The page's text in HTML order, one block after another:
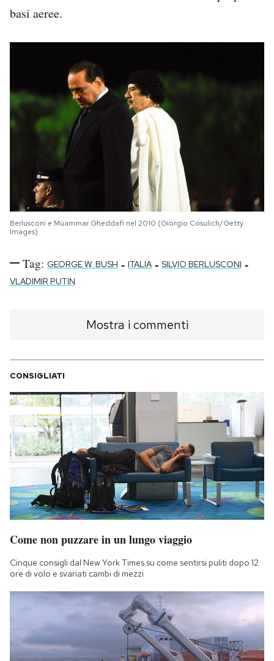
basi aeree.
Berlusconi e Muammar Gheddafi nel 2010 (Giorgio Cosulich/Getty
Images)
Tag: GEORGE W. BUSH - ITALIA - SILVIO BERLUSCONI -
VLADIMIR PUTIN
Mostra i commenti
CONSIGLIATI
Come non puzzare in un lungo viaggio
Cinque consigli dal New York Times su come sentirsi puliti dopo 12
ore di volo e svariati cambi di mezzi